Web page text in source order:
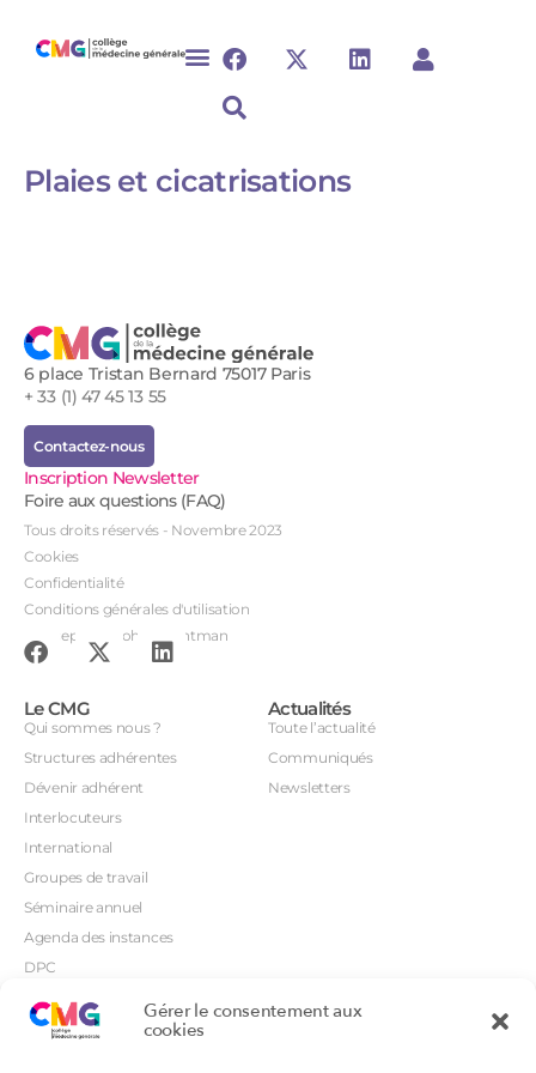
Gérer le consentement aux
cookies
Plaies et cicatrisations
6 place Tristan Bernard 75017 Paris
+ 33 (1) 47 45 13 55
Contactez-nous
Inscription Newsletter
Foire aux questions (FAQ)
Tous droits réservés - Novembre 2023
Cookies
Confidentialité
Conditions générales d'utilisation
Conception : John Brightman
Le CMG
Qui sommes nous ?
Structures adhérentes
Dévenir adhérent
Interlocuteurs
International
Groupes de travail
Séminaire annuel
Agenda des instances
DPC
Orientations prioritaires
Actualités
Toute l’actualité
Communiqués
Newsletters